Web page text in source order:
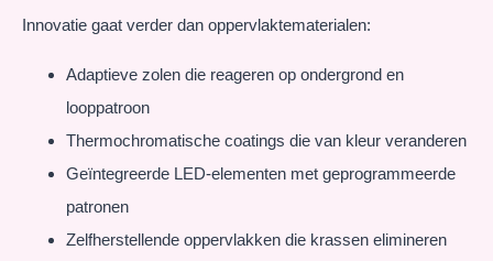
Innovatie gaat verder dan oppervlaktematerialen:
Adaptieve zolen die reageren op ondergrond en
looppatroon
Thermochromatische coatings die van kleur veranderen
Geïntegreerde LED-elementen met geprogrammeerde
patronen
Zelfherstellende oppervlakken die krassen elimineren